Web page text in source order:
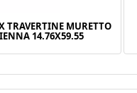
TRAVERTINE MURETTO
14.76X59.55